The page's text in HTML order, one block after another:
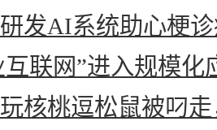
研发AI系统助心梗
互联网”进入规模
核桃逗松鼠被叼